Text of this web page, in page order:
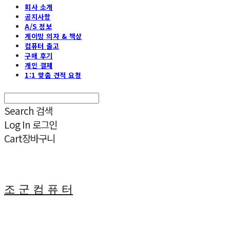
회사 소개
공지사항
A/S 정보
게이밍 의자 & 책상
컴퓨터 출고
구매 후기
개인 결제
1:1 맞춤 견적 요청
Search 검색
Log In 로그인
Cart장바구니
조 군 컴 퓨 터